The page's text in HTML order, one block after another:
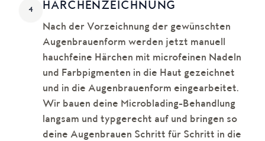
4 HÄRCHEN­ZEICHNUNG
Nach der Vorzeichnung der gewünschten
Augenbrauenform werden jetzt manuell
hauchfeine Härchen mit microfeinen Nadeln
und Farbpigmenten in die Haut gezeichnet
und in die Augenbrauenform eingearbeitet.
Wir bauen deine Microblading-Behandlung
langsam und typgerecht auf und bringen so
deine Augenbrauen Schritt für Schritt in die